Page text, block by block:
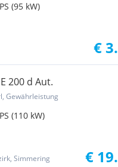
PS (95 kW)
€
200 d Aut.
Gewährleistung
PS (110 kW)
Simmering
€